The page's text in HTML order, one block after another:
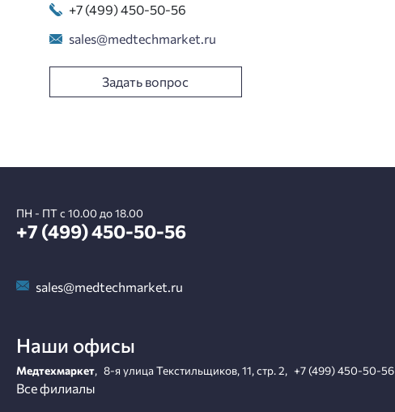
+7 (499) 450-50-56
sales@medtechmarket.ru
Задать вопрос
ПН - ПТ с 10.00 до 18.00
+7 (499) 450-50-56
sales@medtechmarket.ru
Наши офисы
Медтехмаркет, 8-я улица Текстильщиков, 11, стр. 2, +7 (499) 450-50-56
Все филиалы